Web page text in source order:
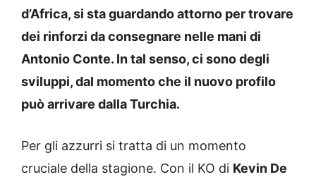
d’Africa, si sta guardando attorno per trovare
dei rinforzi da consegnare nelle mani di
Antonio Conte. In tal senso, ci sono degli
sviluppi, dal momento che il nuovo profilo
può arrivare dalla Turchia.
Per gli azzurri si tratta di un momento
cruciale della stagione. Con il KO di Kevin De